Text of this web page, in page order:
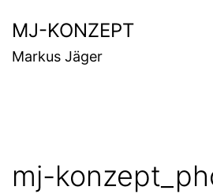
Inhalt
springen
MJ-KONZEPT
Markus Jäger
mj-